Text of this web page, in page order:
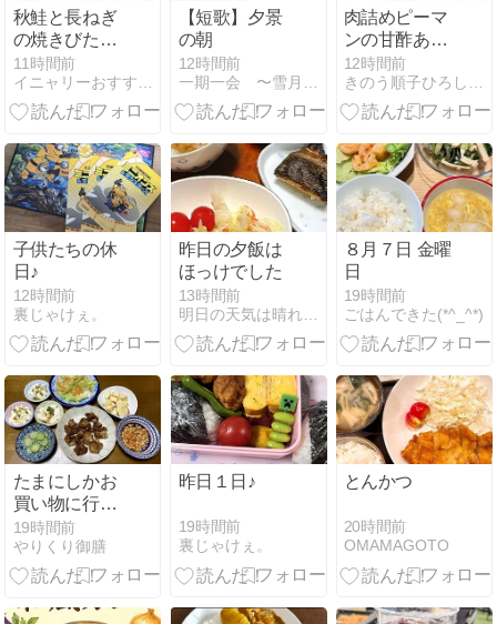
秋鮭と長ねぎ
の焼きびたし
｜レシピ＆作
り方
11時間前
【短歌】夕景
の朝
12時間前
肉詰めピーマ
ンの甘酢あん
かけ
12時間前
子供たちの休
日♪
12時間前
裏じゃけぇ。
昨日の夕飯は
ほっけでした
13時間前
明日の天気は晴れもよう
８月７日 金曜
日
19時間前
ごはんできた(*^_^*)
たまにしかお
買い物に行か
ないか
ら・・・
19時間前
やりくり御膳
昨日１日♪
19時間前
裏じゃけぇ。
とんかつ
20時間前
OMAMAGOTO